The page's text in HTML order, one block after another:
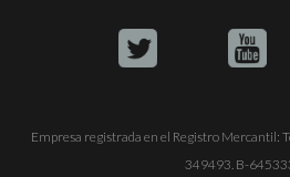
Empresa registrada en el Registro Mercantil:
349493. B-